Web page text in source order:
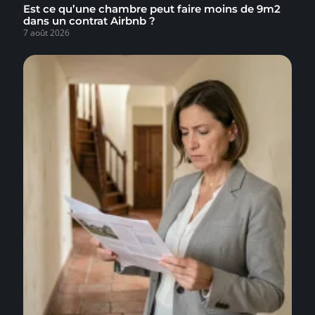
Est ce qu’une chambre peut faire moins de 9m2
dans un contrat Airbnb ?
7 août 2026